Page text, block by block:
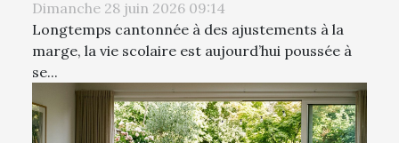
Dimanche 28 juin 2026 09:14
Longtemps cantonnée à des ajustements à la
marge, la vie scolaire est aujourd’hui poussée à
se...